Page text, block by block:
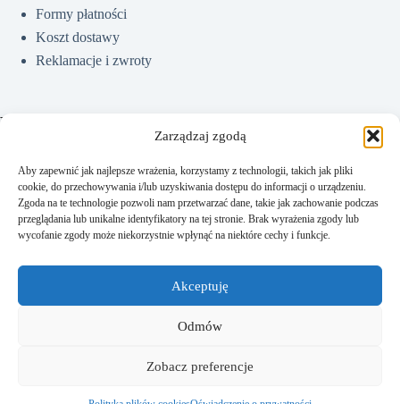
Zarządzaj zgodą
Aby zapewnić jak najlepsze wrażenia, korzystamy z technologii, takich jak pliki
cookie, do przechowywania i/lub uzyskiwania dostępu do informacji o urządzeniu.
Zgoda na te technologie pozwoli nam przetwarzać dane, takie jak zachowanie podczas
przeglądania lub unikalne identyfikatory na tej stronie. Brak wyrażenia zgody lub
wycofanie zgody może niekorzystnie wpłynąć na niektóre cechy i funkcje.
Akceptuję
Odmów
Zobacz preferencje
Formy płatności
Koszt dostawy
Reklamacje i zwroty
Pomoc
Jak kupować?
Częste pytania
Polityka prywatności